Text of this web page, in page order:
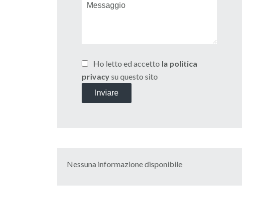
Ho letto ed accetto la politica
privacysu questo sito
Inviare
Nessuna informazione disponibile